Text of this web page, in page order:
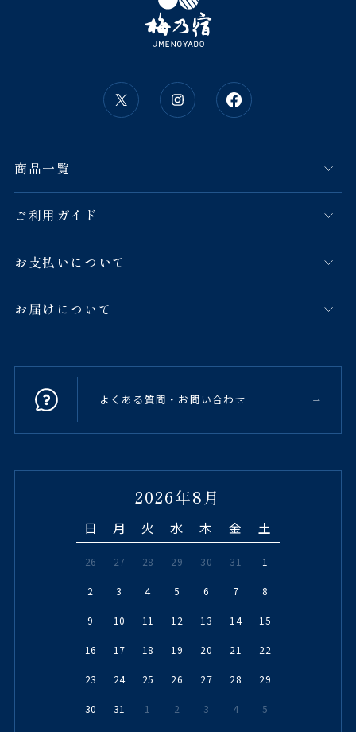
商品一覧
ご利用ガイド
お支払いについて
お届けについて
よくある質問・お問い合わせ
2026年8月
日 月 火 水 木 金 土
26 27 28 29 30 31 1
2 3 4 5 6 7 8
9 10 11 12 13 14 15
16 17 18 19 20 21 22
23 24 25 26 27 28 29
30 31 1 2 3 4 5